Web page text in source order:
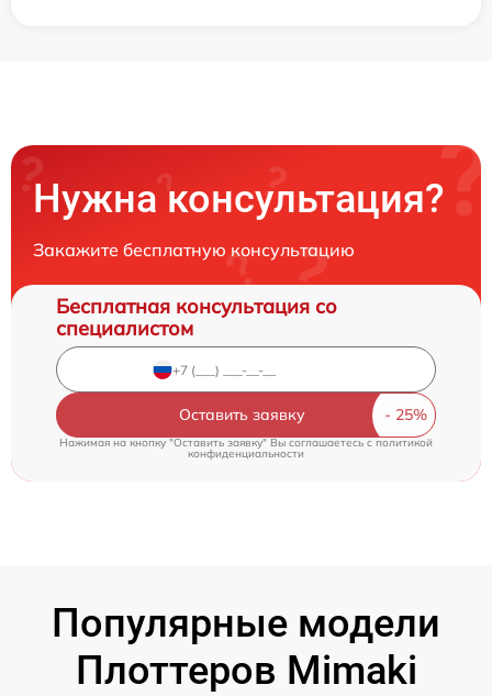
Нужна консультация?
Закажите бесплатную консультацию
Бесплатная консультация со
специалистом
Оставить заявку
Нажимая на кнопку "Оставить заявку" Вы соглашаетесь cполитикой
конфиденциальности
Популярные модели
Плоттеров Mimaki